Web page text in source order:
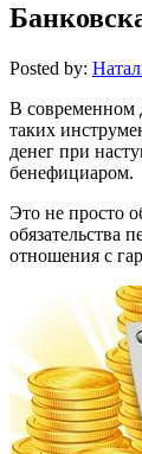
Posted by:
В современном
таких
денег при
бенефициаром.
Это не просто
обязательства
отношения с